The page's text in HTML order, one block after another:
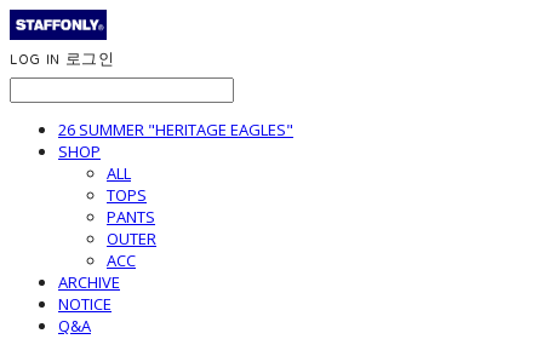
LOG IN 로그인
26 SUMMER "HERITAGE EAGLES"
SHOP
ALL
TOPS
PANTS
OUTER
ACC
ARCHIVE
NOTICE
Q&A